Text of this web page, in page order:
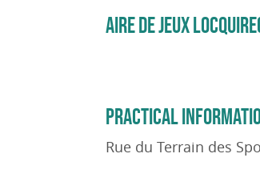
AIRE DE JEUX
PRACTICAL
Rue du Terrain des